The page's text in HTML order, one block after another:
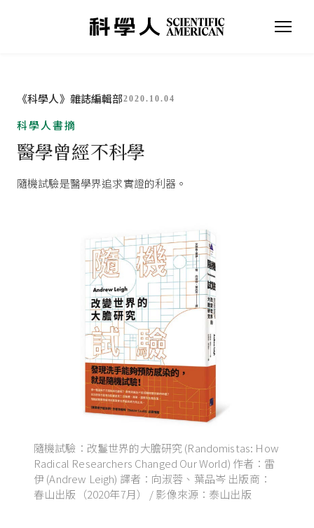
《科學人》雜誌編輯部2020.10.04
科學人書摘
醫學曾經不科學
隨機試驗是醫學界追求實證的利器。
隨機試驗：改鬘世界的大膽研究 (Randomistas: How
Radical Researchers Changed Our World) 作者：雷
伊 (Andrew Leigh) 譯者：向淑蓉、葉品岑 出版商：
春山出版（2020年7月） / 影像來源：泰山出版